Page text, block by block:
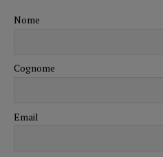
Nome
Cognome
Email